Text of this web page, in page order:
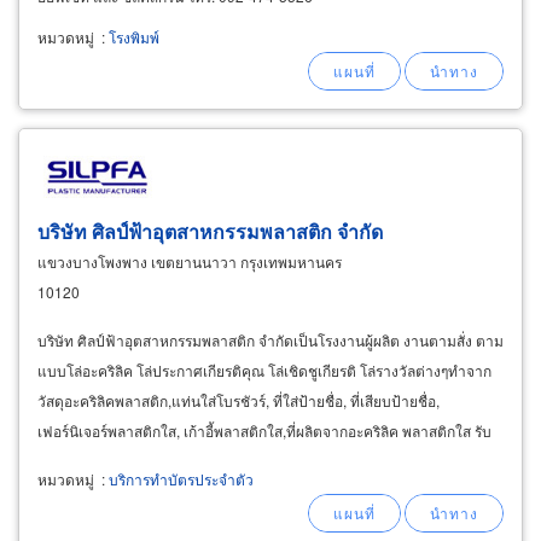
งานพิมพ์แยกเป็นประเภท ดังนี้ 1. สิ่งพิมพ์ธุรกิจ
หมวดหมู่ :โรงพิมพ์
บริษัท ศิลป์ฟ้าอุตสาหกรรมพลาสติก จำกัด
แขวงบางโพงพาง เขตยานนาวา กรุงเทพมหานคร
10120
บริษัท ศิลป์ฟ้าอุตสาหกรรมพลาสติก จำกัดเป็นโรงงานผู้ผลิต งานตามสั่ง ตาม
แบบโล่อะคริลิค โล่ประกาศเกียรติคุณ โล่เชิดชูเกียรติ โล่รางวัลต่างๆทำจาก
วัสดุอะคริลิคพลาสติก,แท่นใส่โบรชัวร์, ที่ใส่ป้ายชื่อ, ที่เสียบป้ายชื่อ,
เฟอร์นิเจอร์พลาสติกใส, เก้าอี้พลาสติกใส,ที่ผลิตจากอะคริลิค พลาสติกใส รับ
หมวดหมู่ :บริการทำบัตรประจำตัว